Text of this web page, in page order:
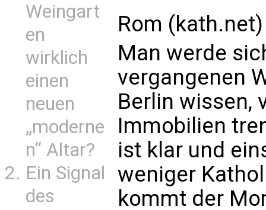
Weingart
en
wirklich
einen
neuen
„moderne
n“ Altar?
Ein Signal
des
Rom (kath.net)
Man werde
vergangenen
Berlin wissen,
Immobilien
ist klar und
weniger
kommt der